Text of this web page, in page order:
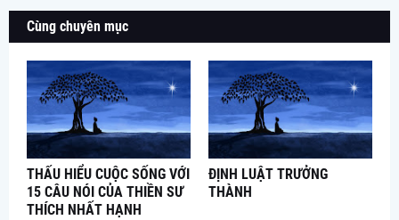
Cùng chuyên mục
THẤU HIỂU CUỘC SỐNG VỚI
15 CÂU NÓI CỦA THIỀN SƯ
THÍCH NHẤT HẠNH
ĐỊNH LUẬT TRƯỞNG
THÀNH